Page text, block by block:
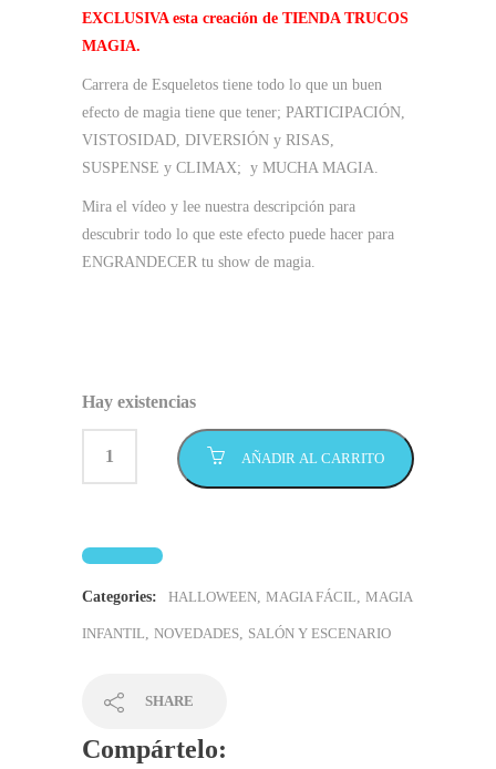
EXCLUSIVA esta creación de TIENDA TRUCOS
MAGIA.
Carrera de Esqueletos tiene todo lo que un buen
efecto de magia tiene que tener; PARTICIPACIÓN,
VISTOSIDAD, DIVERSIÓN y RISAS,
SUSPENSE y CLIMAX; y MUCHA MAGIA.
Mira el vídeo y lee nuestra descripción para
descubrir todo lo que este efecto puede hacer para
ENGRANDECER tu show de magia.
Hay existencias
AÑADIR AL CARRITO
Categories: HALLOWEEN, MAGIA FÁCIL, MAGIA
INFANTIL, NOVEDADES, SALÓN Y ESCENARIO
SHARE
Compártelo: